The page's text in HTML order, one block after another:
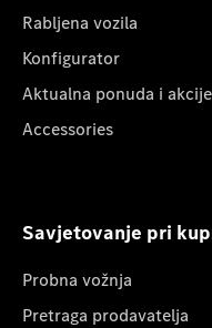
Rabljena vozila
Konfigurator
Aktualna ponuda i akcije
Accessories
Savjetovanje pri
Probna vožnja
Pretraga prodavatelja